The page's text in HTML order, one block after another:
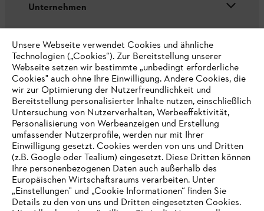
Unternehmen
Online Shop
Service
Allgemeine Geschäftsbedingungen Datenschutz
Impressum Cookies Rechtliche Informationen
Unsere Webseite verwendet Cookies und ähnliche
Technologien („Cookies“). Zur Bereitstellung unserer
Webseite setzen wir bestimmte „unbedingt erforderliche
Cookies" auch ohne Ihre Einwilligung. Andere Cookies, die
wir zur Optimierung der Nutzerfreundlichkeit und
Bereitstellung personalisierter Inhalte nutzen, einschließlich
Untersuchung von Nutzerverhalten, Werbeeffektivität,
Personalisierung von Werbeanzeigen und Erstellung
umfassender Nutzerprofile, werden nur mit Ihrer
Einwilligung gesetzt. Cookies werden von uns und Dritten
(z.B. Google oder Tealium) eingesetzt. Diese Dritten können
Ihre personenbezogenen Daten auch außerhalb des
Europäischen Wirtschaftsraums verarbeiten. Unter
„Einstellungen" und „Cookie Informationen“ finden Sie
Details zu den von uns und Dritten eingesetzten Cookies.